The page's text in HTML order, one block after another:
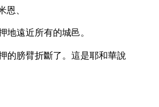
、
地遠近所有的城邑。
的膀臂折斷了。這是耶和華說